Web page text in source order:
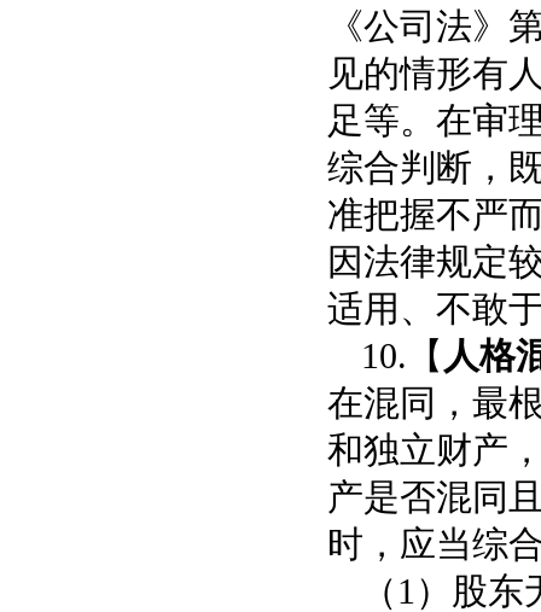
《公司法》
见的情形有
足等。在审
综合判断，
准把握不严
因法律规定
适用、不敢
10.【 人格
在混同，最
和独立财产
产是否混同
时，应当综
（1）股东